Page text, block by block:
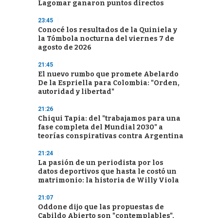
Lagomar ganaron puntos directos
23:45
Conocé los resultados de la Quiniela y
la Tómbola nocturna del viernes 7 de
agosto de 2026
21:45
El nuevo rumbo que promete Abelardo
De la Espriella para Colombia: "Orden,
autoridad y libertad"
21:26
Chiqui Tapia: del "trabajamos para una
fase completa del Mundial 2030" a
teorías conspirativas contra Argentina
21:24
La pasión de un periodista por los
datos deportivos que hasta le costó un
matrimonio: la historia de Willy Viola
21:07
Oddone dijo que las propuestas de
Cabildo Abierto son "contemplables",